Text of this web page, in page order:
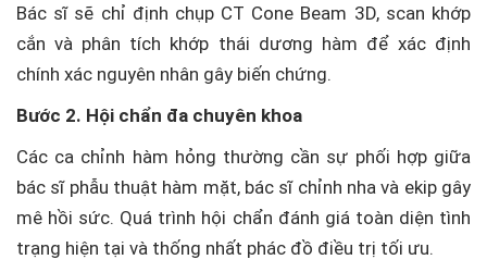
Bác sĩ sẽ chỉ định chụp CT Cone Beam 3D, scan khớp
cắn và phân tích khớp thái dương hàm để xác định
chính xác nguyên nhân gây biến chứng.
Bước 2. Hội chẩn đa chuyên khoa
Các ca chỉnh hàm hỏng thường cần sự phối hợp giữa
bác sĩ phẫu thuật hàm mặt, bác sĩ chỉnh nha và ekip gây
mê hồi sức. Quá trình hội chẩn đánh giá toàn diện tình
trạng hiện tại và thống nhất phác đồ điều trị tối ưu.